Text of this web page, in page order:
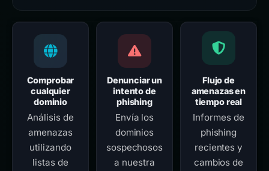
Comprobar
cualquier
dominio
Análisis de
amenazas
utilizando
listas de
Denunciar un
intento de
phishing
Envía los
dominios
sospechosos
a nuestra
Flujo de
amenazas en
tiempo real
Informes de
phishing
recientes y
cambios de